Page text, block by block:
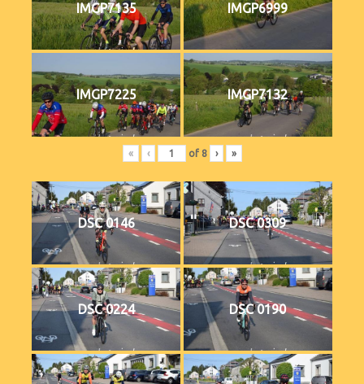
IMGP7135 IMGP6999
IMGP7225 IMGP7132
« ‹ of 8 › »
DSC 0146 DSC 0309
DSC 0224 DSC 0190